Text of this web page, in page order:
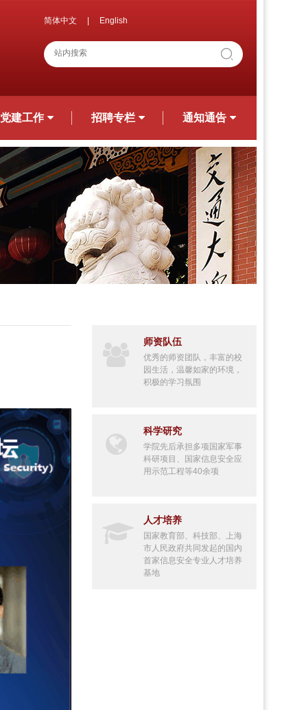
简体中文 English
党建工作 招聘专栏 通知通告
师资队伍
优秀的师资团队，丰富的校
园生活，温馨如家的环境，
积极的学习氛围
科学研究
学院先后承担多项国家军事
科研项目、国家信息安全应
用示范工程等40余项
人才培养
国家教育部、科技部、上海
市人民政府共同发起的国内
首家信息安全专业人才培养
基地